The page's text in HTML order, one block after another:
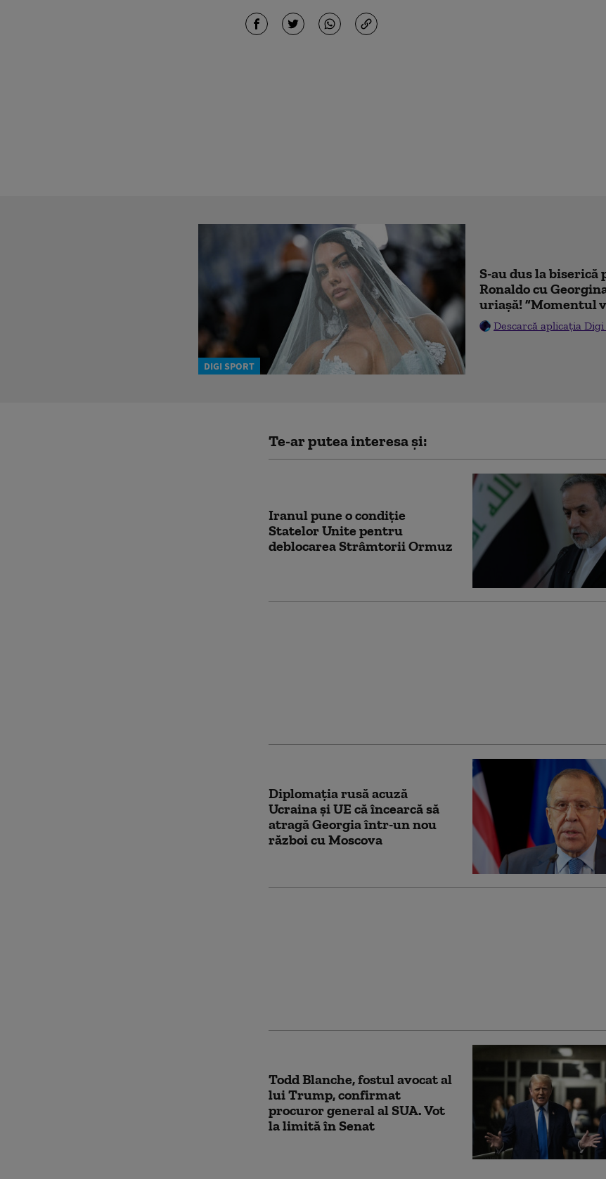
DIGI SPORT
S-au dus la
Ronaldo cu
uriașă! ”Momentul
Descarcă aplicația
Te-ar putea interesa și:
Iranul pune o condiție
Statelor Unite pentru
deblocarea Strâmtorii Ormuz
Diplomaţia rusă acuză
Ucraina şi UE că încearcă să
atragă Georgia într-un nou
război cu Moscova
Todd Blanche, fostul avocat al
lui Trump, confirmat
procuror general al SUA. Vot
la limită în Senat